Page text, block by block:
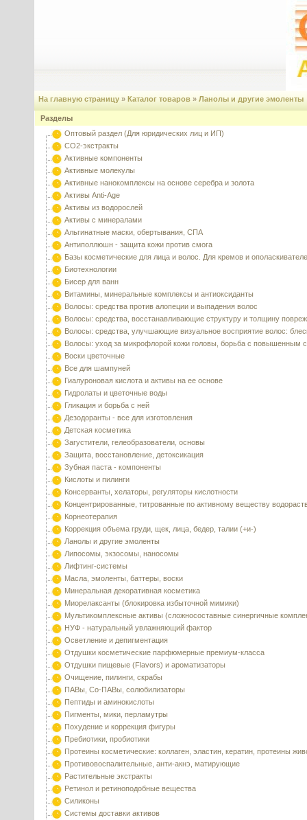
На главную страницу » Каталог товаров » Ланолы и другие эмоленты
Разделы
Оптовый раздел (Для юридических лиц и ИП)
CO2-экстракты
Активные компоненты
Активные молекулы
Активные нанокомплексы на основе серебра и золота
Активы Anti-Age
Активы из водорослей
Активы с минералами
Альгинатные маски, обертывания, СПА
Антиполлюшн - защита кожи против смога
Базы косметические для лица и волос. Для кремов и
Биотехнологии
Бисер для ванн
Витамины, минеральные комплексы и антиоксиданты
Волосы: средства против алопеции и выпадения волос
Волосы: средства, восстанавливающие структуру и толщину
Волосы: средства, улучшающие визуальное восприятие волос:
Волосы: уход за микрофлорой кожи головы, борьба с повышенным
Воски цветочные
Все для шампуней
Гиалуроновая кислота и активы на ее основе
Гидролаты и цветочные воды
Гликация и борьба с ней
Дезодоранты - все для изготовления
Детская косметика
Загустители, гелеобразователи, основы
Защита, восстановление, детоксикация
Зубная паста - компоненты
Кислоты и пилинги
Консерванты, хелаторы, регуляторы кислотности
Концентрированные, титрованные по активному веществу
Корнеотерапия
Коррекция объема груди, щек, лица, бедер, талии (+и-)
Ланолы и другие эмоленты
Липосомы, экзосомы, наносомы
Лифтинг-системы
Масла, эмоленты, баттеры, воски
Минеральная декоративная косметика
Миорелаксанты (блокировка избыточной мимики)
Мультикомплексные активы (сложносоставные синергичные
НУФ - натуральный увлажняющий фактор
Осветление и депигментация
Отдушки косметические парфюмерные премиум-класса
Отдушки пищевые (Flavors) и ароматизаторы
Очищение, пилинги, скрабы
ПАВы, Со-ПАВы, солюбилизаторы
Пептиды и аминокислоты
Пигменты, мики, перламутры
Похудение и коррекция фигуры
Пребиотики, пробиотики
Протеины косметические: коллаген, эластин, кератин, протеины
Противовоспалительные, анти-акнэ, матирующие
Растительные экстракты
Ретинол и ретиноподобные вещества
Силиконы
Системы доставки активов